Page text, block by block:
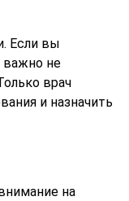
Если вы
важно не
врач
и назначить
на